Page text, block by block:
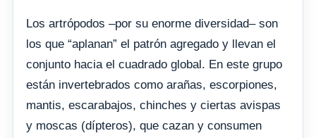
Los artrópodos –por su enorme diversidad– son
los que “aplanan” el patrón agregado y llevan el
conjunto hacia el cuadrado global. En este grupo
están invertebrados como arañas, escorpiones,
mantis, escarabajos, chinches y ciertas avispas
y moscas (dípteros), que cazan y consumen